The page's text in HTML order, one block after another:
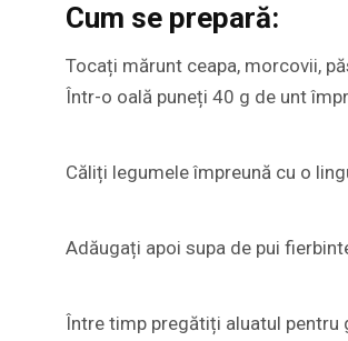
Cum se prepară:
Tocați mărunt ceapa, morcovii,
Într-o oală puneți 40 g de unt
Căliți legumele împreună cu o
Adăugați apoi supa de pui
Între timp pregătiți aluatul pentru